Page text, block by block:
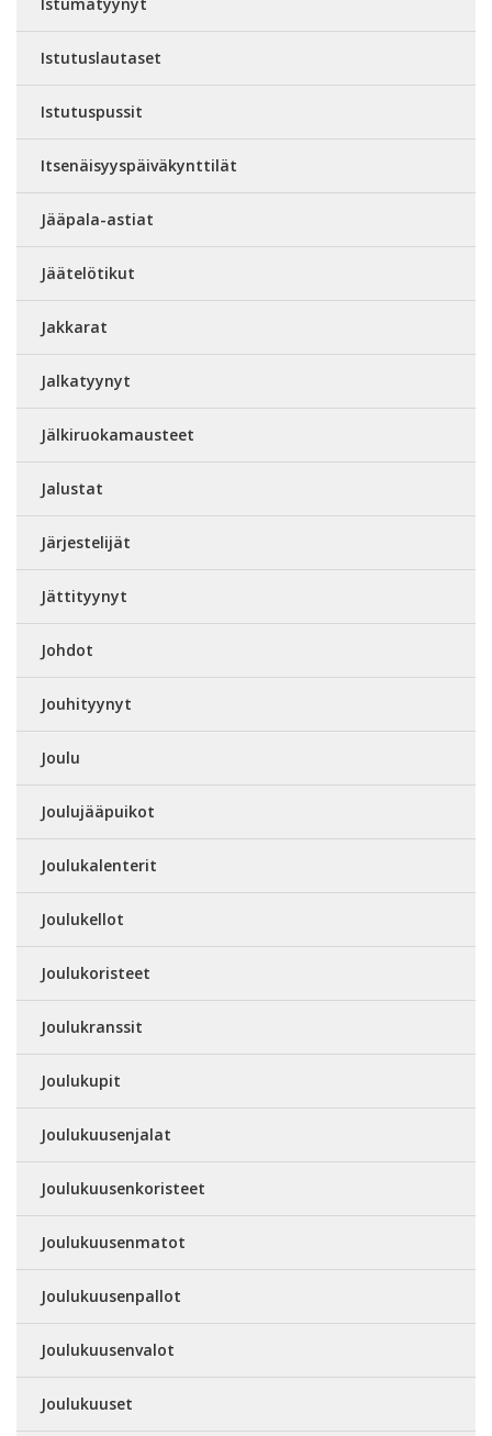
Istutuslautaset
Istutuspussit
Itsenäisyyspäiväkynttilät
Jääpala-astiat
Jäätelötikut
Jakkarat
Jalkatyynyt
Jälkiruokamausteet
Jalustat
Järjestelijät
Jättityynyt
Johdot
Jouhityynyt
Joulu
Joulujääpuikot
Joulukalenterit
Joulukellot
Joulukoristeet
Joulukranssit
Joulukupit
Joulukuusenjalat
Joulukuusenkoristeet
Joulukuusenmatot
Joulukuusenpallot
Joulukuusenvalot
Joulukuuset